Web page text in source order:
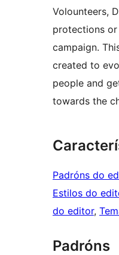
Volounteers,
protections or
campaign.
created to
people and
towards the
Padróns do
Estilos do
do editor,
Padróns